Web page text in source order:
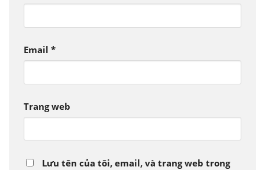
Email *
Trang web
Lưu tên của tôi, email, và trang web trong